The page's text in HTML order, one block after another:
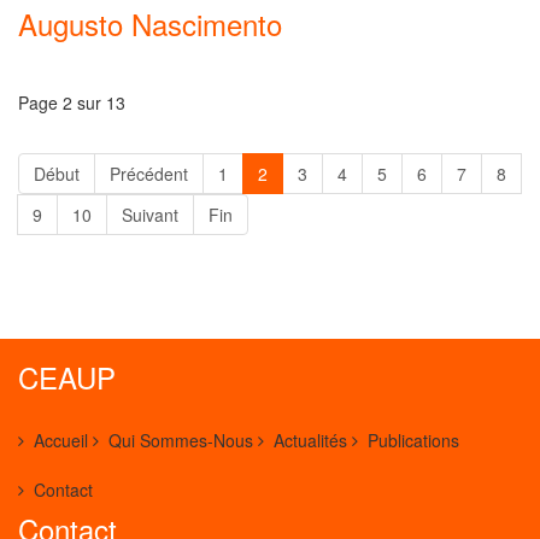
Augusto Nascimento
Page 2 sur 13
Début Précédent 1 2 3 4 5 6 7
8
9
10 Suivant Fin
CEAUP
Accueil Qui Sommes-Nous Actualités Publications
Contact
Contact